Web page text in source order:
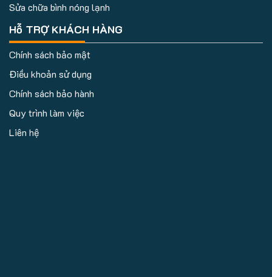
Sửa chữa bình nóng lạnh
Hỗ TRỢ KHÁCH HÀNG
Chính sách bảo mật
Điều khoản sử dụng
Chính sách bảo hành
Quy trình làm việc
Liên hệ